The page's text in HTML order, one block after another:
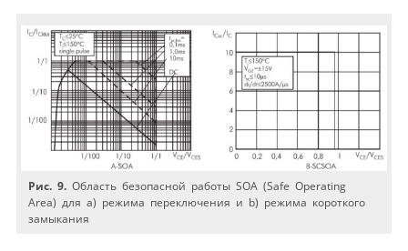
Рис. 9. Область безопасной работы SOA (Safe Operating
Area) для а) режима переключения и b) режима короткого
замыкания